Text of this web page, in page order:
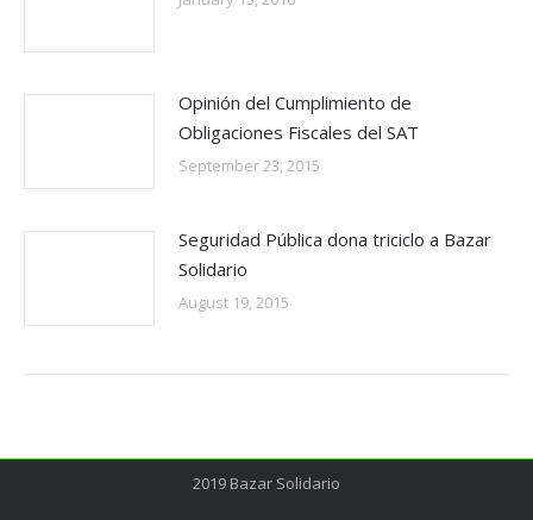
Opinión del Cumplimiento de
Obligaciones Fiscales del SAT
September 23, 2015
Seguridad Pública dona triciclo a Bazar
Solidario
August 19, 2015
2019 Bazar Solidario